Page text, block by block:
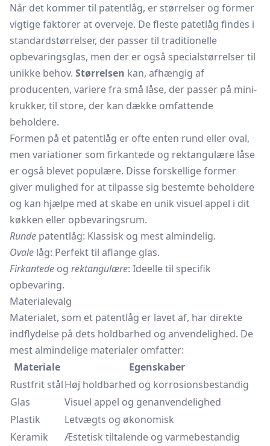
Når det kommer til patentlåg, er størrelser og former
vigtige faktorer at overveje. De fleste patetlåg findes i
standardstørrelser, der passer til traditionelle
opbevaringsglas, men der er også specialstørrelser til
unikke behov. Størrelsen kan, afhængig af
producenten, variere fra små låse, der passer på mini-
krukker, til store, der kan dække omfattende
beholdere.
Formen på et patentlåg er ofte enten rund eller oval,
men variationer som firkantede og rektangulære låse
er også blevet populære. Disse forskellige former
giver mulighed for at tilpasse sig bestemte beholdere
og kan hjælpe med at skabe en unik visuel appel i dit
køkken eller opbevaringsrum.
Runde patentlåg: Klassisk og mest almindelig.
Ovale låg: Perfekt til aflange glas.
Firkantede og rektangulære: Ideelle til specifik
opbevaring.
Materialevalg
Materialet, som et patentlåg er lavet af, har direkte
indflydelse på dets holdbarhed og anvendelighed. De
mest almindelige materialer omfatter:
Materiale
Egenskaber
Rustfrit stålHøj holdbarhed og korrosionsbestandig
Glas
Visuel appel og genanvendelighed
Plastik
Letvægts og økonomisk
Keramik
Æstetisk tiltalende og varmebestandig